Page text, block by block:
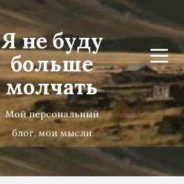
Я не буду
больше
молчать
Мой персональный
блог, мои мысли
Menu